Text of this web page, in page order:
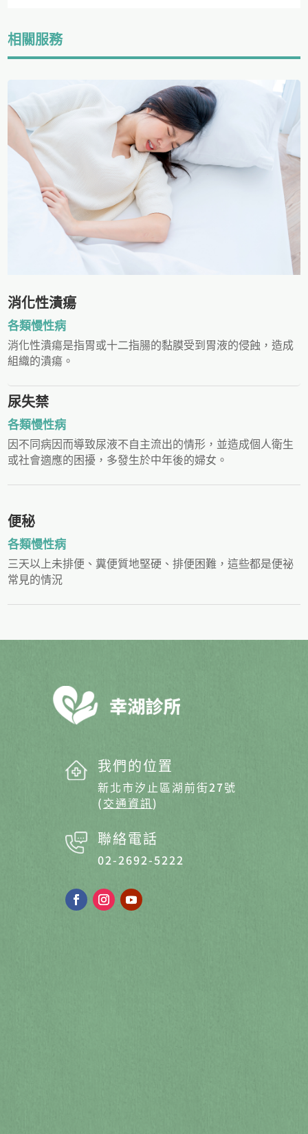
相關服務
消化性潰瘍
各類慢性病
消化性潰瘍是指胃或十二指腸的黏膜受到胃液的侵蝕，造成
組織的潰瘍。
尿失禁
各類慢性病
因不同病因而導致尿液不自主流出的情形，並造成個人衛生
或社會適應的困擾，多發生於中年後的婦女。
便秘
各類慢性病
三天以上未排便、糞便質地堅硬、排便困難，這些都是便祕
常見的情況
我們的位置
新北市汐止區湖前街27號
(交通資訊)
聯絡電話
02-2692-5222